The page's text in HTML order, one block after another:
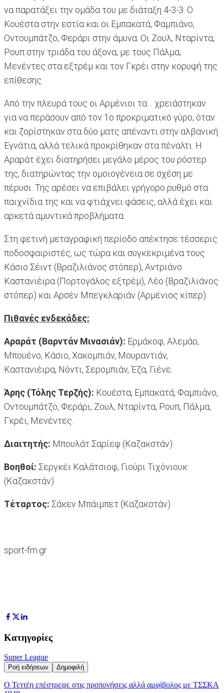
να παρατάξει την ομάδα του με διάταξη 4-3-3. Ο
Κουέστα στην εστία και οι Εμπακατά, Φαμπιάνο,
Οντουμπάτζο, Φεράρι στην άμυνα. Οι Ζουλ, Νταρίντα,
Ρουπ στην τριάδα του άξονα, με τους Πάλμα,
Μενέντες στα εξτρέμ και τον Γκρέι στην κορυφή της
επίθεσης.
Από την πλευρά τους οι Αρμένιοι τα… χρειάστηκαν
για να περάσουν από τον 1ο προκριματικό γύρο, όταν
και ζορίστηκαν στα δύο ματς απέναντι στην αλβανική
Εγνάτια, αλλά τελικά προκρίθηκαν στα πέναλτι. Η
Αραράτ έχει διατηρήσει μεγάλο μέρος του ρόστερ
της, διατηρώντας την ομοιογένεια σε σχέση με
πέρυσι. Της αρέσει να επιβάλει γρήγορο ρυθμό στα
παιχνίδια της και να φτιάχνει φάσεις, αλλά έχει και
αρκετά αμυντικά προβλήματα.
Στη φετινή μεταγραφική περίοδο απέκτησε τέσσερις
ποδοσφαιριστές, ως τώρα και συγκεκριμένα τους
Κάσιο Σέιντ (Βραζιλιάνος στόπερ), Αντριάνο
Καστανιέιρα (Πορτογάλος εξτρέμ), Λέο (Βραζιλιάνος
στόπερ) και Αρσέν Μπεγκλαριάν (Αρμένιος κίπερ).
Πιθανές ενδεκάδες:
Αραράτ (Βαρντάν Μινασιάν): Ερμάκοφ, Αλεμάο,
Μπουένο, Κάσιο, Χακομπιάν, Μουραντιάν,
Καστανιέιρα, Νόντι, Σερομπιάν, Έζα, Γιένε.
Άρης (Τόλης Τερζής): Κουέστα, Εμπακατά, Φαμπιάνο,
Οντουμπάτζο, Φεράρι, Ζουλ, Νταρίντα, Ρουπ, Πάλμα,
Γκρέι, Μενέντες.
Διαιτητής: Μπουλάτ Σαρίεφ (Καζακστάν)
Βοηθοί: Σεργκέι Καλάτσιοφ, Γιούρι Τιχόνιουκ
(Καζακστάν)
Τέταρτος: Σάκεν Μπάιμπετ (Καζακστάν)
sport-fm.gr
Κατηγορίες
Super League
Ροή ειδήσεων Δημοφιλή
Ο Τεττέη επέστρεψε στις προπονήσεις αλλά αμφίβολος με ΤΣΣΚΑ